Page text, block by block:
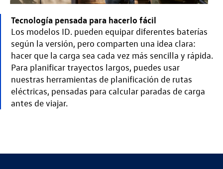
Tecnología pensada para hacerlo fácil
Los modelos ID. pueden equipar diferentes baterías
según la versión, pero comparten una idea clara:
hacer que la carga sea cada vez más sencilla y rápida.
Para planificar trayectos largos, puedes usar
nuestras herramientas de planificación de rutas
eléctricas, pensadas para calcular paradas de carga
antes de viajar.